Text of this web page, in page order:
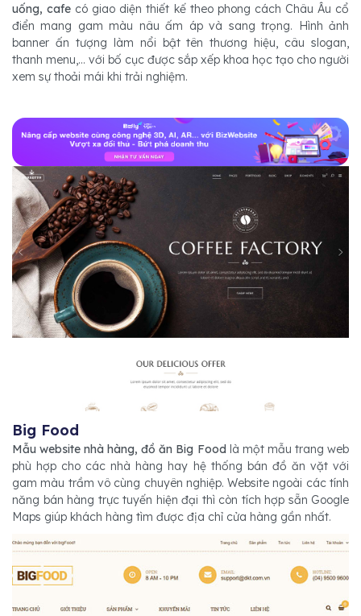
uống, cafe có giao diện thiết kế theo phong cách Châu Âu cổ
điển mang gam màu nâu ấm áp và sang trọng. Hình ảnh
banner ấn tượng làm nổi bật tên thương hiệu, câu slogan,
thanh menu,... với bố cục được sắp xếp khoa học tạo cho người
xem sự thoải mái khi trải nghiệm.
Big Food
Mẫu website nhà hàng, đồ ăn Big Food là một mẫu trang web
phù hợp cho các nhà hàng hay hệ thống bán đồ ăn vặt với
gam màu trầm vô cùng chuyên nghiệp. Website ngoài các tính
năng bán hàng trực tuyến hiện đại thì còn tích hợp sẵn Google
Maps giúp khách hàng tìm được địa chỉ cửa hàng gần nhất.